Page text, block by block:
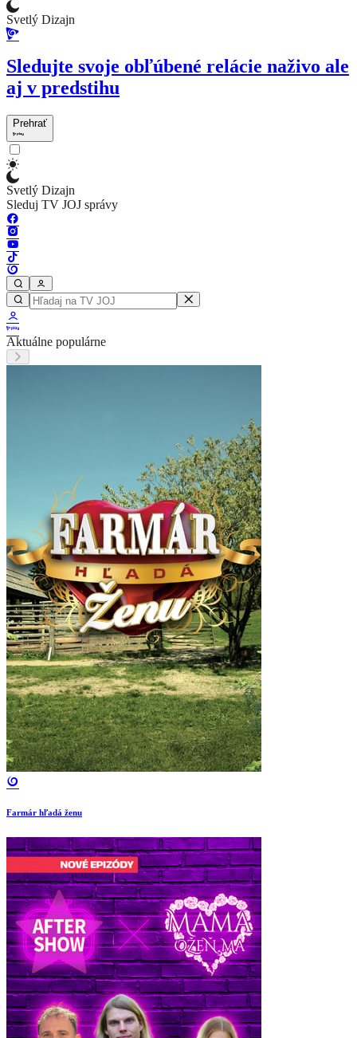
Svetlý Dizajn
Sledujte svoje obľúbené relácie naživo ale
aj v predstihu
Prehrať
Svetlý Dizajn
Sleduj TV JOJ správy
Aktuálne populárne
Farmár hľadá ženu